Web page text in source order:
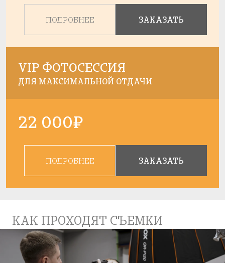
ПОДРОБНЕЕ ЗАКАЗАТЬ
VIP ФОТОСЕССИЯ
ДЛЯ МАКСИМАЛЬНОЙ ОТДАЧИ
22 000₽
ПОДРОБНЕЕ ЗАКАЗАТЬ
КАК ПРОХОДЯТ СЪЕМКИ